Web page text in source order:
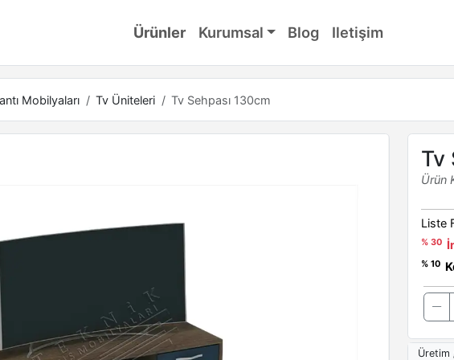
Ürünler Kurumsal Blog Iletişim
Mobilyaları Tv Üniteleri Tv Sehpası 130cm
Tv
Ürün
Liste
% 30
% 10
Üretim